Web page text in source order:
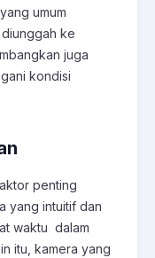
umum
ke
juga
kondisi
penting
yang intuitif dan
waktu dalam
itu, kamera yang